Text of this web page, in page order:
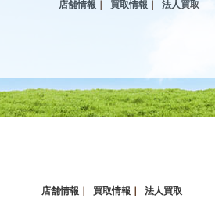
店舗情報 買取情報 法人買取
店舗情報 買取情報 法人買取